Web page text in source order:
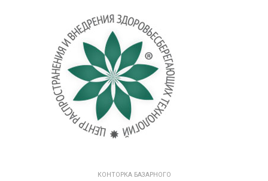
КОНТОРКА БАЗАРНОГО